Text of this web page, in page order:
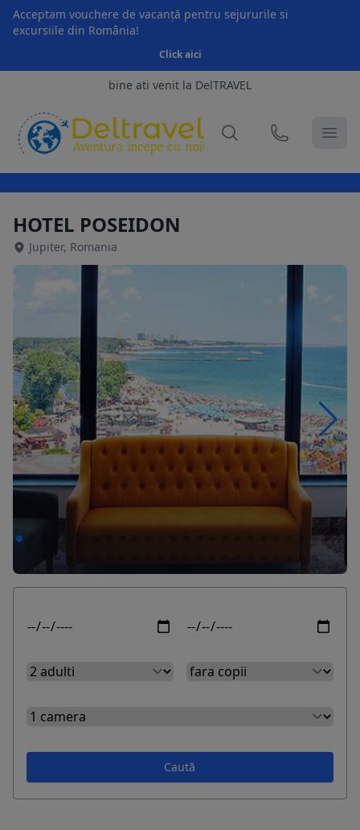
Acceptam vouchere de vacanță pentru sejururile si
excursiile din România!
Click aici
bine ati venit la DelTRAVEL
HOTEL POSEIDON
Jupiter, Romania
Caută